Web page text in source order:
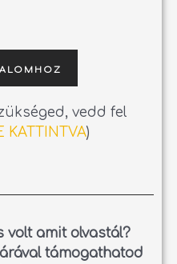
vedd fel
KATTINTVA)
volt amit olvastál?
támogathatod